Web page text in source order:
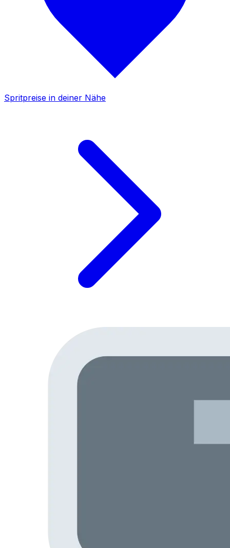
Spritpreise in deiner Nähe